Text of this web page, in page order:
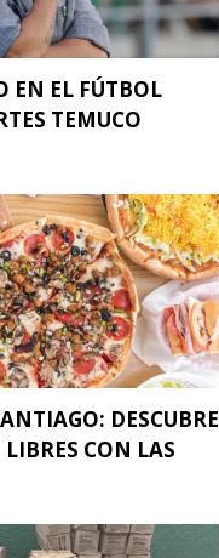
EN EL FÚTBOL
TEMUCO
DESCUBRE
CON LAS